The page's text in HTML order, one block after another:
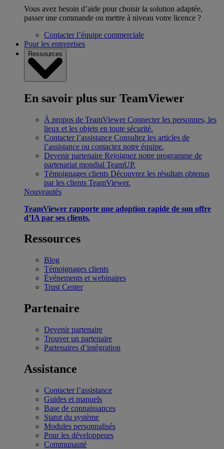
Vous avez besoin d’aide pour choisir la solution adaptée,
passer une commande ou mettre à niveau votre licence ?
Contacter l’équipe commerciale
Pour les entreprises
Ressources
En savoir plus sur TeamViewer
À propos de TeamViewer Connecter les personnes, les
lieux et les objets en toute sécurité.
Contacter l’assistance Consultez les articles de
l’assistance ou contactez notre équipe.
Devenir partenaire Rejoignez notre programme de
partenariat mondial TeamUP.
Témoignages clients Découvrez les résultats obtenus
par les clients TeamViewer.
Nouveautés
TeamViewer rapporte une adoption rapide de son offre
d’IA par ses clients.
Ressources
Blog
Témoignages clients
Événements et webinaires
Trust Center
Partenaire
Devenir partenaire
Trouver un partenaire
Partenaires d’intégration
Assistance
Contacter l’assistance
Guides et manuels
Base de connaissances
Statut du système
Modules personnalisés
Pour les développeurs
Communauté